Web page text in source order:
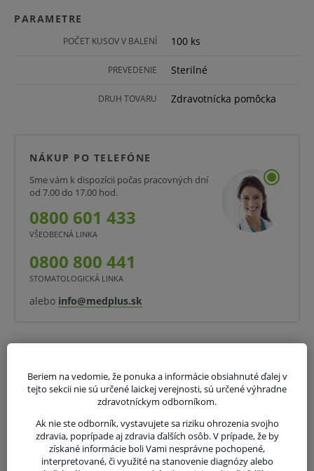
transformačných zón buniek. Tvar kefky zaisťuje
optimálny zber vzoriek. Cervex-Brush možno použiť
na báze kvapalín. Hydrofóbny materiál kefky uľahčuje
uvoľňovanie bunkového materiálu do tekutiny alebo
Kefka sa skladá z 57 polkruhových plastových štetín
rôznych dĺžok. Je mäkký a pružný. Dĺžka kefky je 20 cm.
K cytologickým odberom.
Dĺžka plastovej tyčinky 20 cm.
Kefka s mäkkými polkruhovými štetinami.
Optimálny zber vzoriek.
Oblasti použitia:
Cytologické stery.
Odber buniek z krčka maternice.
Testovanie HPV.
PARAMETRE
POČET KUSOV V BALENÍ 100 ks
PREVEDENIE Sterilné
DRUH TOVARU Zdravotnícka pomôcka
NÁKUP PO TELEFÓNE
Sme vám k dispozícii počas pracovných dní
od 7.00 do 17.00 hod.
0800 601 433
VŠEOBECNÁ LINKA
0800 800 441
STOMATOLOGICKÁ LINKA
alebo info@medplus.sk
Beriem na vedomie, že ponuka a informácie obsiahnuté ďalej v
tejto sekcii nie sú určené laickej verejnosti, sú určené výhradne
zdravotníckym odborníkom.
Ak nie ste odborník, vystavujete sa riziku ohrozenia svojho
zdravia, poprípade aj zdravia ďalších osôb. V prípade, že by
získané informácie boli Vami nesprávne pochopené,
interpretované, či využité na stanovenie diagnózy alebo